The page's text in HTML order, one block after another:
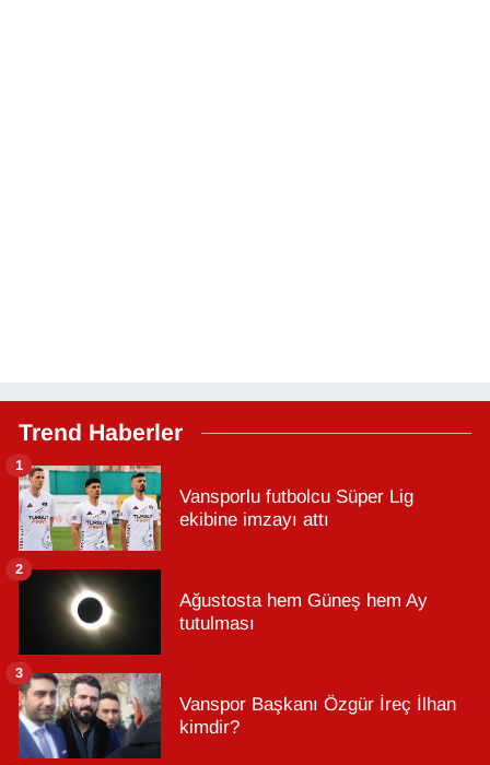
Trend Haberler
Vansporlu futbolcu Süper Lig
ekibine imzayı attı
1
Ağustosta hem Güneş hem Ay
tutulması
2
Vanspor Başkanı Özgür İreç İlhan
kimdir?
3